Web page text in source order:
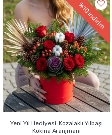
%10
indirim
Yeni Yıl Hediyesi: Kozalaklı Yılbaşı
Kokina Aranjmanı